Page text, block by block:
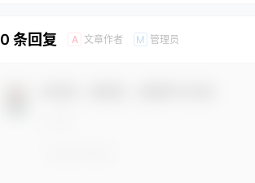
0 条回复 A 文章作者 M 管理员